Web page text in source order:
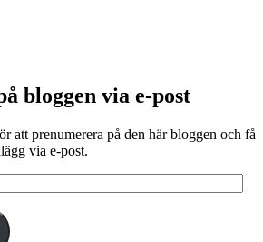
bloggen via e-post
att prenumerera på den här bloggen och få
via e-post.